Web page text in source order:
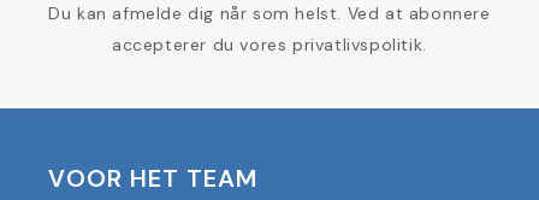
Du kan afmelde dig når som helst. Ved at abonnere
accepterer du vores privatlivspolitik.
VOOR HET TEAM